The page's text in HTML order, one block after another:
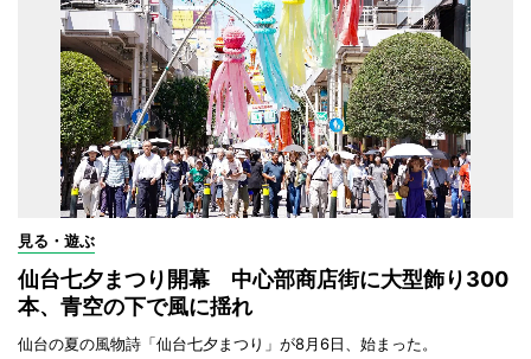
見る・遊ぶ
仙台七夕まつり開幕 中心部商店街に大型飾り300
本、青空の下で風に揺れ
仙台の夏の風物詩「仙台七夕まつり」が8月6日、始まった。